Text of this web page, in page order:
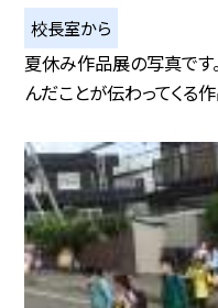
校長室から
夏休み作品展の写真です
んだことが伝わってくる